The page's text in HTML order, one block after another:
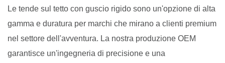
Le tende sul tetto con guscio rigido sono un'opzione di alta
gamma e duratura per marchi che mirano a clienti premium
nel settore dell'avventura. La nostra produzione OEM
garantisce un'ingegneria di precisione e una